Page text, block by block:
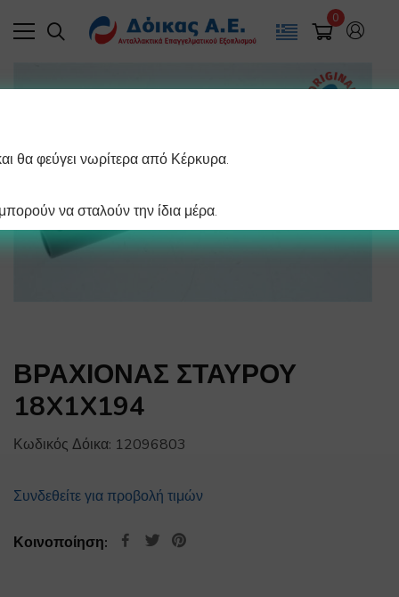
0
ΒΡΑΧΙΟΝΑΣ ΣΤΑΥΡΟΥ
18X1X194
Κωδικός Δόικα: 12096803
Συνδεθείτε για προβολή τιμών
Κοινοποίηση:
θα φεύγει νωρίτερα από Κέρκυρα.
να σταλούν την ίδια μέρα.